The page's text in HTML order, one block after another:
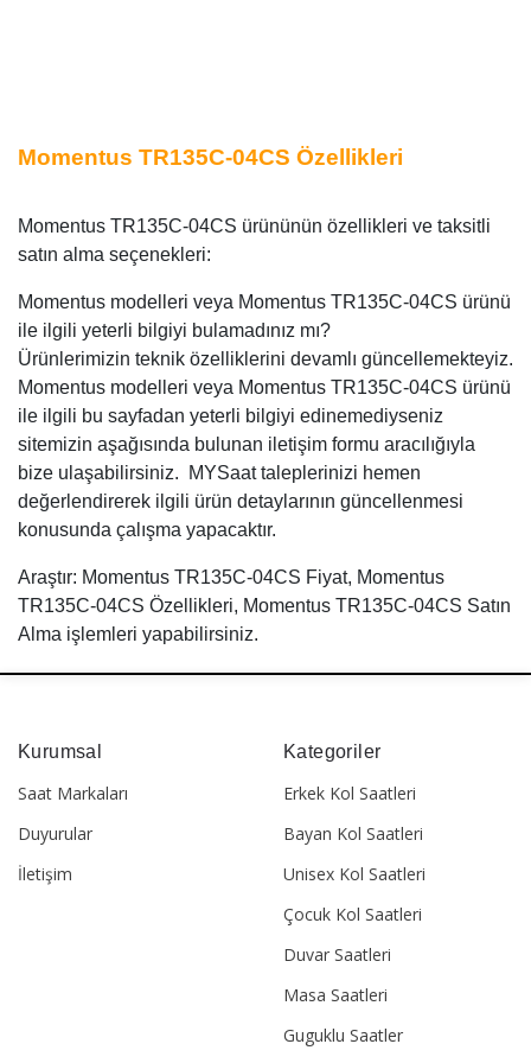
Momentus TR135C-04CS Özellikleri
Momentus TR135C-04CS ürününün özellikleri ve taksitli
satın alma seçenekleri:
Momentus modelleri veya Momentus TR135C-04CS ürünü
ile ilgili yeterli bilgiyi bulamadınız mı?
Ürünlerimizin teknik özelliklerini devamlı güncellemekteyiz.
Momentus modelleri veya Momentus TR135C-04CS ürünü
ile ilgili bu sayfadan yeterli bilgiyi edinemediyseniz
sitemizin aşağısında bulunan iletişim formu aracılığıyla
bize ulaşabilirsiniz. MYSaat taleplerinizi hemen
değerlendirerek ilgili ürün detaylarının güncellenmesi
konusunda çalışma yapacaktır.
Araştır: Momentus TR135C-04CS Fiyat, Momentus
TR135C-04CS Özellikleri, Momentus TR135C-04CS Satın
Alma işlemleri yapabilirsiniz.
Kurumsal
Saat Markaları
Duyurular
İletişim
Kategoriler
Erkek Kol Saatleri
Bayan Kol Saatleri
Unisex Kol Saatleri
Çocuk Kol Saatleri
Duvar Saatleri
Masa Saatleri
Guguklu Saatler